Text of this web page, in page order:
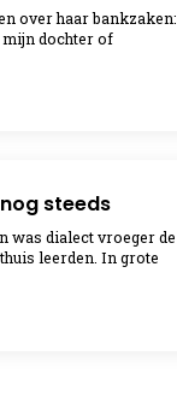
over haar bankzaken:
dochter of
steeds
was dialect vroeger de
leerden. In grote